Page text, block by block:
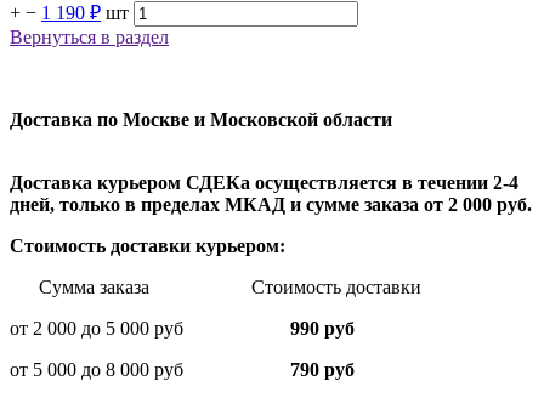
+ − 1 190 ₽ шт
Вернуться в раздел
Доставка по Москве и Московской области
Доставка курьером СДЕКа осуществляется в течении 2-4
дней, только в пределах МКАД и сумме заказа от 2 000 руб.
Стоимость доставки курьером:
Сумма заказа Стоимость доставки
от 2 000 до 5 000 руб
990 руб
от 5 000 до 8 000 руб 790 руб